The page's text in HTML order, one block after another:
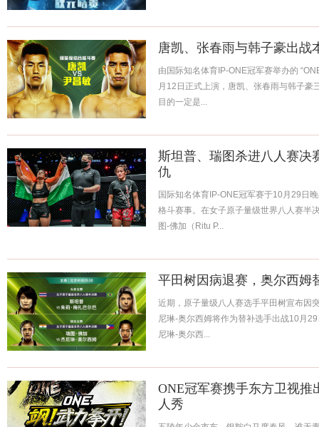
唐凯、张春雨与韩子豪出战
由国际知名体育IP-ONE冠军赛举办的
月12日正式上演，唐凯、张春雨与韩子豪
目的一定是...
斯坦普、瑞图杀进八人赛决
仇
国际知名体育IP-ONE冠军赛于10月29日
格斗赛事。在女子原子量级世界八人赛半
图-佛加（Ritu P...
平田树因病退赛，奥尔西姆
近期，原子量级八人赛选手平田树宣布因
尼琳-奥尔西姆将作为替补选手出战10月
尼琳-奥尔西...
ONE冠军赛携手东方卫视推
人秀